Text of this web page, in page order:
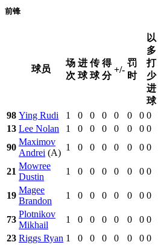
前锋
球员
场
次
进
球
传
球
得
分
+/-
罚
时
以
多
打
少
进
球
98 Ying Rudi 1 0 0 0 0 0 0 0
13 Lee Nolan 1 0 0 0 0 0 0 0
90
Maximov
Andrei (A)
1 0 0 0 0 0 0 0
21
Mowree
Dustin
1 0 0 0 0 0 0 0
19
Magee
Brandon
1 0 0 0 0 0 0 0
73
Plotnikov
Mikhail
1 0 0 0 0 0 0 0
23 Riggs Ryan 1 0 0 0 0 0 0 0